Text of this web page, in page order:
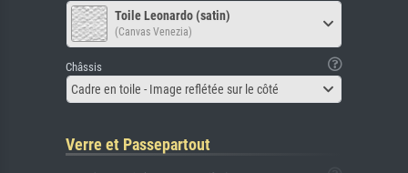
Toile Leonardo (satin)
(Canvas Venezia)
Châssis
Cadre en toile - Image reflétée sur le côté
Verre et Passepartout